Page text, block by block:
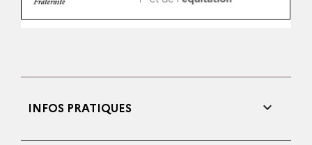
INFOS PRATIQUES 